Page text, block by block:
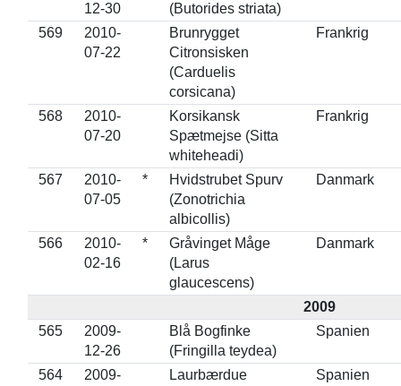
12-30
(Butorides striata)
569
2010-
07-22
Brunrygget
Citronsisken
(Carduelis
corsicana)
Frankrig
568
2010-
07-20
Korsikansk
Spætmejse (Sitta
whiteheadi)
Frankrig
567
2010-
07-05
*
Hvidstrubet Spurv
(Zonotrichia
albicollis)
Danmark
566
2010-
02-16
*
Gråvinget Måge
(Larus
glaucescens)
Danmark
2009
565
2009-
12-26
Blå Bogfinke
(Fringilla teydea)
Spanien
564
2009-
Laurbærdue
Spanien